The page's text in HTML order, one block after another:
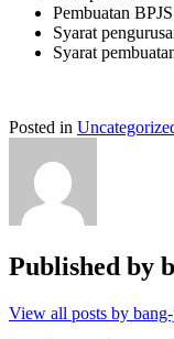
Pembuatan
Syarat
Syarat
Posted in
Published by
View all posts by